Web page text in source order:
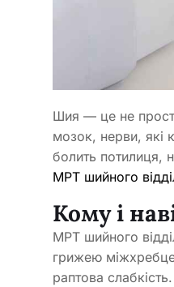
Шия — це не
мозок, нерви, які
болить потилиця,
МРТ шийного
Кому і
МРТ шийного
грижею
раптова